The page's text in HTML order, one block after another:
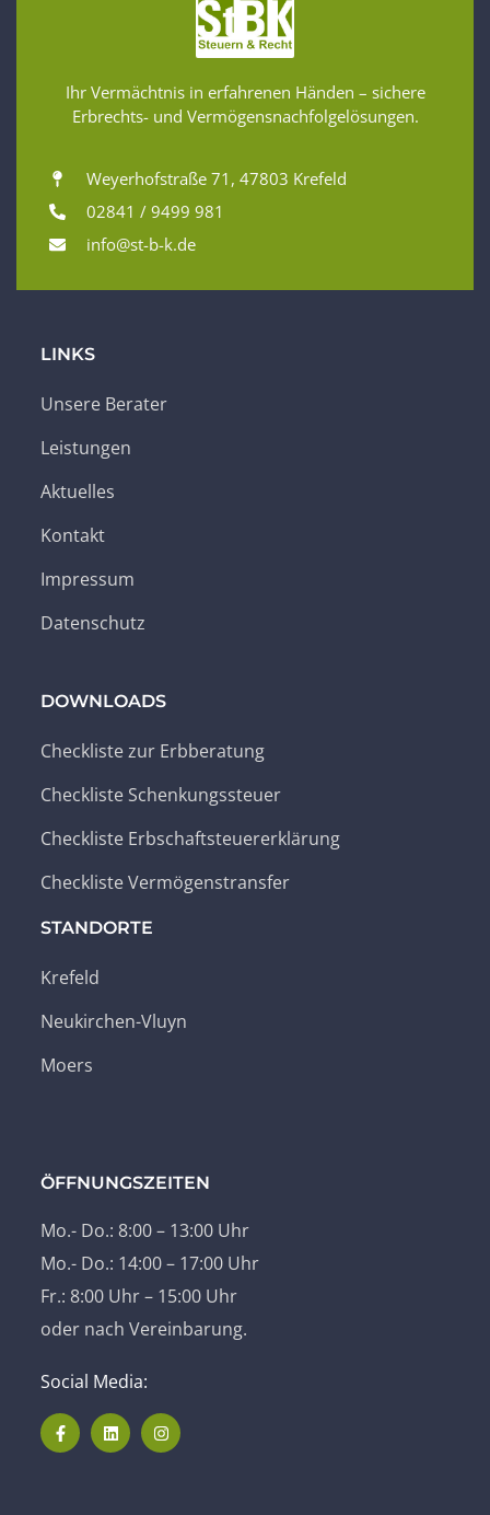
Ihr Vermächtnis in erfahrenen Händen – sichere
Erbrechts- und Vermögensnachfolgelösungen.
Weyerhofstraße 71, 47803 Krefeld
02841 / 9499 981
info@st-b-k.de
LINKS
Unsere Berater
Leistungen
Aktuelles
Kontakt
Impressum
Datenschutz
DOWNLOADS
Checkliste zur Erbberatung
Checkliste Schenkungssteuer
Checkliste Erbschaftsteuererklärung
Checkliste Vermögenstransfer
STANDORTE
Krefeld
Neukirchen-Vluyn
Moers
ÖFFNUNGSZEITEN
Mo.- Do.: 8:00 – 13:00 Uhr
Mo.- Do.: 14:00 – 17:00 Uhr
Fr.: 8:00 Uhr – 15:00 Uhr
oder nach Vereinbarung.
Social Media: